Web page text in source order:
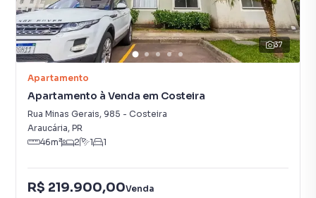
37
Apartamento
Apartamento à Venda em Costeira
Rua Minas Gerais, 985 - Costeira
Araucária, PR
46m² 2 1 1
R$ 219.900,00Venda